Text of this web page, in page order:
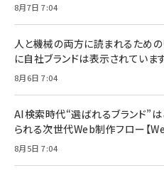
組織の成果を最
￥1,980
Amazonランキ
全ワイヤレスイ
技術基準適合】ブ
￥5,990
ケーブル Anker
ド付き USB PD
17 / 16 / 15 /
Pro/Air 各種対応
￥1,890
サッポロ 生ビ
ル ケース買い【
￥4,857
8月7日 7:04
人と機械の両方に読まれるための
に自社ブランドは表示されていま
8月6日 7:04
AI検索時代“選ばれるブランド”
られる次世代Web制作フロー【
8月5日 7:04